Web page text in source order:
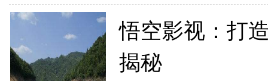
悟空影视：打
揭秘